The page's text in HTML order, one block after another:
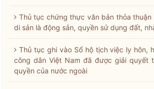
Thủ tục chứng thực văn bản thỏa thuận
di sản là động sản, quyền sử dụng đất,
Thủ tục ghi vào Sổ hộ tịch việc ly hôn,
công dân Việt Nam đã được giải quyết
quyền của nước ngoài